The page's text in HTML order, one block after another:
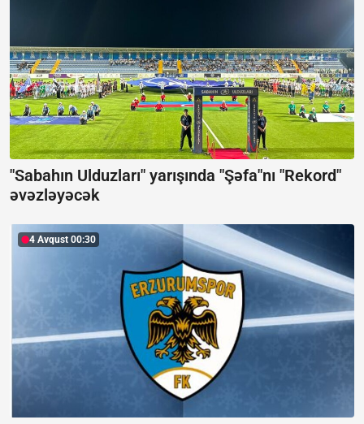
"Sabahın Ulduzları" yarışında "Şəfa"nı "Rekord"
əvəzləyəcək
4 Avqust 00:30